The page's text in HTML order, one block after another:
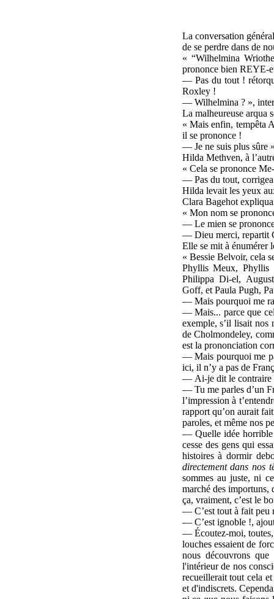
La conversation
de se perdre dans de
« “Wilhelmina
prononce bien REYE-
— Pas du tout !
Roxley !
— Wilhelmina ? »,
La malheureuse arqua
« Mais enfin, tempêta
il se prononce !
— Je ne suis plus sûre
Hilda Methven, à
« Cela se prononce
— Pas du tout,
Hilda levait les yeux
Clara Bagehot
« Mon nom se
— Le mien se
— Dieu merci, repartit
Elle se mit à énumérer
« Bessie Belvoir, cela
Phyllis Meux, Phyllis
Philippa Di-el,
Goff, et Paula Pugh,
— Mais pourquoi me
— Mais... parce que
exemple, s’il lisait nos
de Cholmondeley,
est la prononciation
— Mais pourquoi me
ici, il n’y a pas de
— Ai-je dit le contraire
— Tu me parles d’un
l’impression à
rapport qu’on aurait
paroles, et même nos
— Quelle idée horrible
cesse des gens qui
histoires à dormir
directement dans nos
sommes au juste, ni
marché des importuns,
ça, vraiment, c’est le
— C’est tout à fait peu
— C’est ignoble !,
— Écoutez-moi,
louches essaient de
nous découvrons
l'intérieur de nos
recueillerait tout cela
et d'indiscrets.